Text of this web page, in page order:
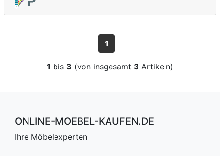
1
1 bis 3 (von insgesamt 3 Artikeln)
ONLINE-MOEBEL-KAUFEN.DE
Ihre Möbelexperten